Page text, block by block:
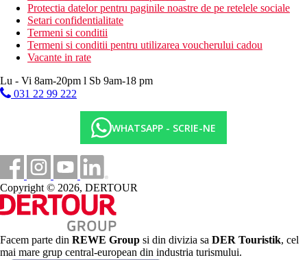
fitness
Activitati sportive contra cost
inchiriere de biciclete
baie turceasca
sauna
masaj
Spa
restaurante
bar langa piscina
cafenea
Categoria oficiala
4 stele
https://www.cavozoe.com/
Protectia datelor pentru paginile noastre de pe retelele sociale
Setari confidentialitate
Termeni si conditii
Termeni si conditii pentru utilizarea voucherului cadou
Vacante in rate
Lu - Vi 8am-20pm l Sb 9am-18 pm
031 22 99 222
WHATSAPP - SCRIE-NE
Copyright © 2026, DERTOUR
Facem parte din REWE Group si din divizia sa DER Touristik, cel
mai mare grup central-european din industria turismului.